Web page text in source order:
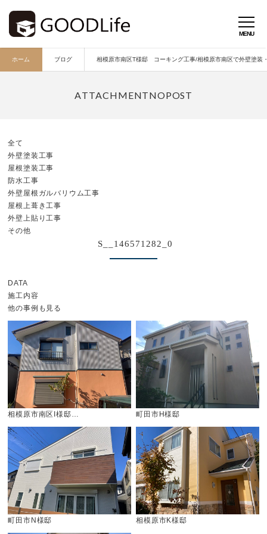
ホーム ブログ 相模原市南区T様邸 コーキング工事/相模原市南区で外壁塗装
全て
外壁塗装工事
屋根塗装工事
防水工事
外壁屋根ガルバリウム工事
屋根上葺き工事
外壁上貼り工事
その他
S__146571282_0
DATA
施工内容
他の事例も見る
相模原市南区I様邸… 町田市H様邸
町田市N様邸 相模原市K様邸